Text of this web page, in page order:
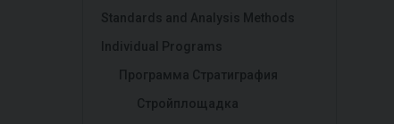
Standards and Analysis Methods
Individual Programs
Программа Стратиграфия
Стройплощадка